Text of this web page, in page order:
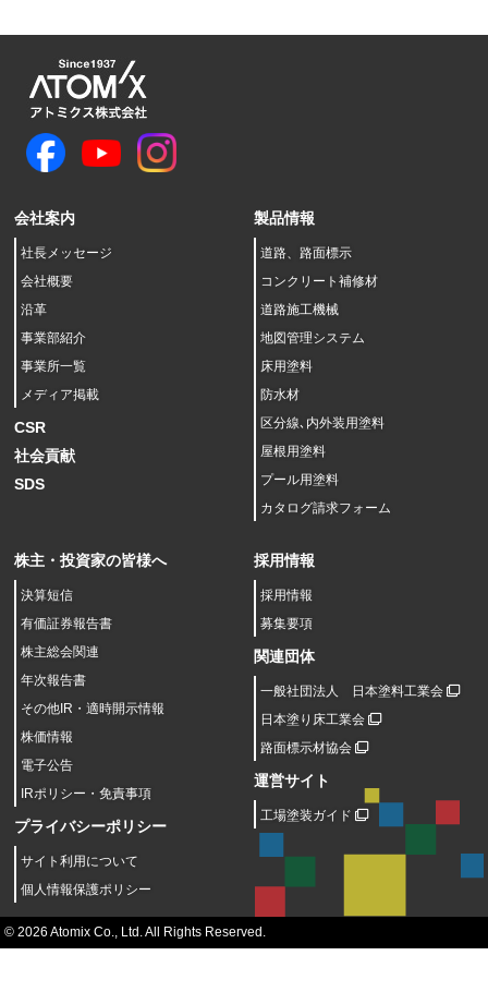
会社案内
社長メッセージ
会社概要
沿革
事業部紹介
事業所一覧
メディア掲載
CSR
社会貢献
SDS
製品情報
道路、路面標示
コンクリート補修材
道路施工機械
地図管理システム
床用塗料
防水材
区分線､内外装用塗料
屋根用塗料
プール用塗料
カタログ請求フォーム
株主・投資家の皆様へ
決算短信
有価証券報告書
株主総会関連
年次報告書
その他IR・適時開示情報
株価情報
電子公告
IRポリシー・免責事項
プライバシーポリシー
サイト利用について
個人情報保護ポリシー
採用情報
採用情報
募集要項
関連団体
一般社団法人 日本塗料工業会
日本塗り床工業会
路面標示材協会
運営サイト
工場塗装ガイド
© 2026 Atomix Co., Ltd. All Rights Reserved.